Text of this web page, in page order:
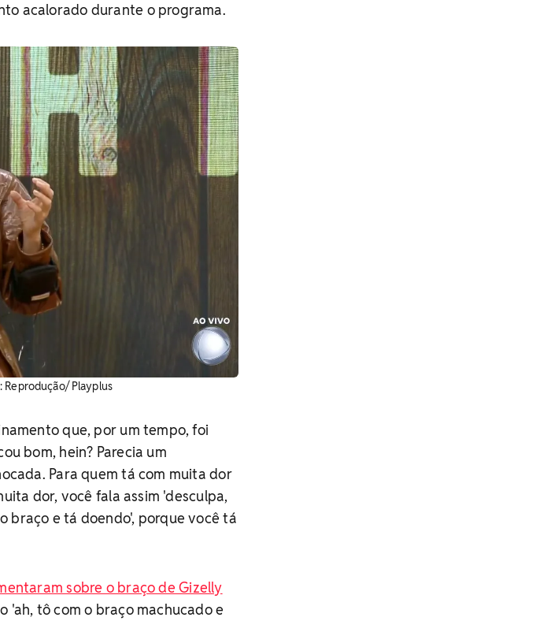
acalorado durante o programa.
Reprodução/ Playplus
que, por um tempo, foi
bom, hein? Parecia um
Para quem tá com muita dor
dor, você fala assim 'desculpa,
braço e tá doendo', porque você tá
sobre o braço de Gizelly
'ah, tô com o braço machucado e